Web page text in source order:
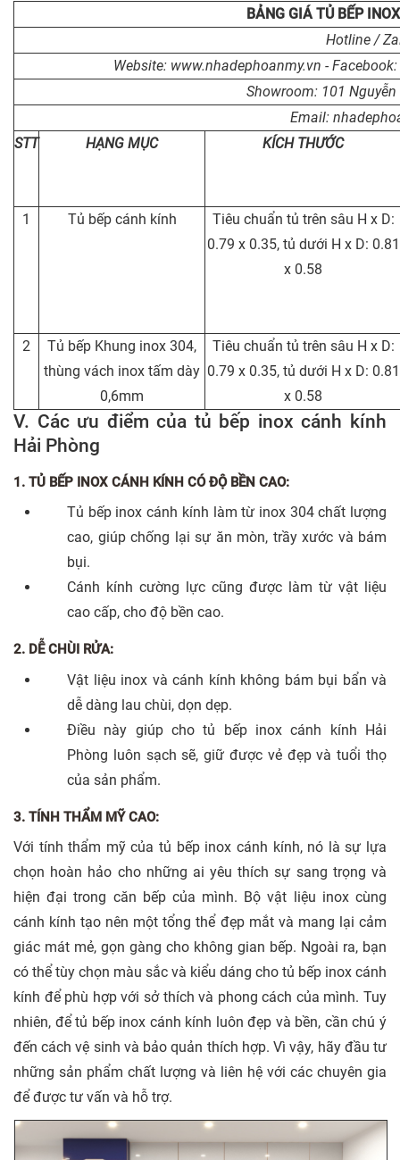
BẢNG GIÁ TỦ BẾP
Hotline /
Website: www.nhadephoanmy.vn -
Showroom: 101
Email:
STT
HẠNG MỤC KÍCH THƯỚC
1 Tủ bếp cánh kính
Tiêu chuẩn tủ trên sâu H x D:
0.79 x 0.35, tủ dưới H x D: 0.81
x 0.58
2
Tủ bếp Khung inox 304,
thùng vách inox tấm dày
0,6mm
Tiêu chuẩn tủ trên sâu H x D:
0.79 x 0.35, tủ dưới H x D: 0.81
x 0.58
V. Các ưu điểm của tủ bếp inox cánh kính
Hải Phòng
1. TỦ BẾP INOX CÁNH KÍNH CÓ ĐỘ BỀN CAO:
Tủ bếp inox cánh kính làm từ inox 304 chất lượng
cao, giúp chống lại sự ăn mòn, trầy xước và bám
bụi.
Cánh kính cường lực cũng được làm từ vật liệu
cao cấp, cho độ bền cao.
2. DỄ CHÙI RỬA:
Vật liệu inox và cánh kính không bám bụi bẩn và
dễ dàng lau chùi, dọn dẹp.
Điều này giúp cho tủ bếp inox cánh kính Hải
Phòng luôn sạch sẽ, giữ được vẻ đẹp và tuổi thọ
của sản phẩm.
3. TÍNH THẨM MỸ CAO:
Với tính thẩm mỹ của tủ bếp inox cánh kính, nó là sự lựa
chọn hoàn hảo cho những ai yêu thích sự sang trọng và
hiện đại trong căn bếp của mình. Bộ vật liệu inox cùng
cánh kính tạo nên một tổng thể đẹp mắt và mang lại cảm
giác mát mẻ, gọn gàng cho không gian bếp. Ngoài ra, bạn
có thể tùy chọn màu sắc và kiểu dáng cho tủ bếp inox cánh
kính để phù hợp với sở thích và phong cách của mình. Tuy
nhiên, để tủ bếp inox cánh kính luôn đẹp và bền, cần chú ý
đến cách vệ sinh và bảo quản thích hợp. Vì vậy, hãy đầu tư
những sản phẩm chất lượng và liên hệ với các chuyên gia
để được tư vấn và hỗ trợ.